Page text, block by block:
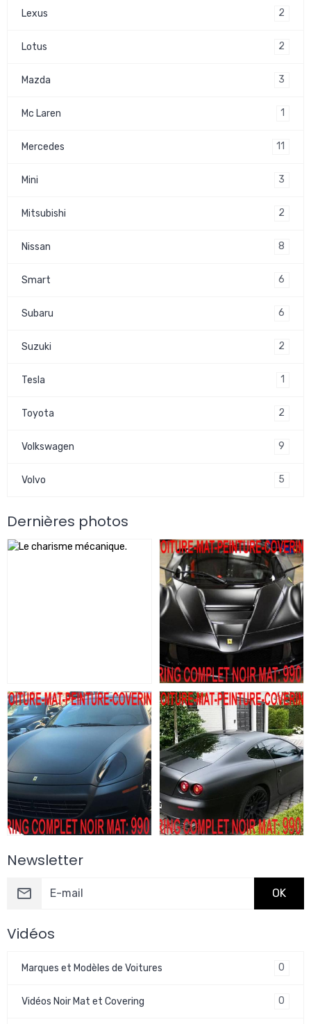
Lexus 2
Lotus 2
Mazda 3
Mc Laren 1
Mercedes 11
Mini 3
Mitsubishi 2
Nissan 8
Smart 6
Subaru 6
Suzuki 2
Tesla 1
Toyota 2
Volkswagen 9
Volvo 5
Dernières photos
Newsletter
OK
Vidéos
Marques et Modèles de Voitures 0
Vidéos Noir Mat et Covering 0